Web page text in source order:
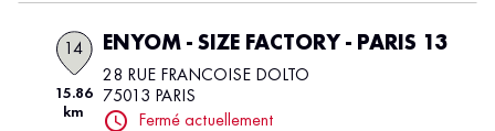
14
15.86
km
ENYOM - SIZE FACTORY - PARIS 13
28 RUE FRANCOISE DOLTO
75013 PARIS
Fermé actuellement